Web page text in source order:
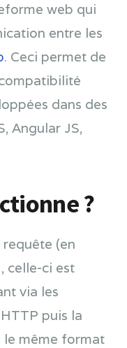
web qui
entre les
. Ceci permet de
dans des
Angular JS,
?
(en
celle-ci est
via les
puis la
le même format